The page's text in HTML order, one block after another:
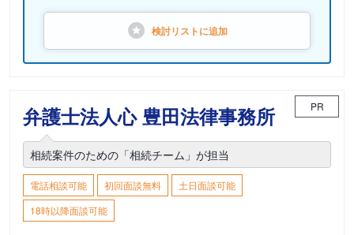
検討リストに追加
弁護士法人心 豊田法律事務所 PR
相続案件のための「相続チーム」が担当
電話相談可能 初回面談無料
土日面談可能
18時以降面談可能